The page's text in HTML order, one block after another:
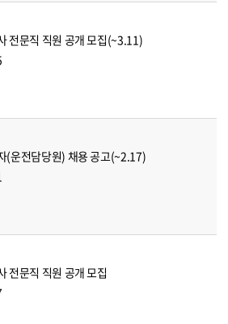
전문직 직원 공개 모집(~3.11)
(운전담당원) 채용 공고(~2.17)
전문직 직원 공개 모집